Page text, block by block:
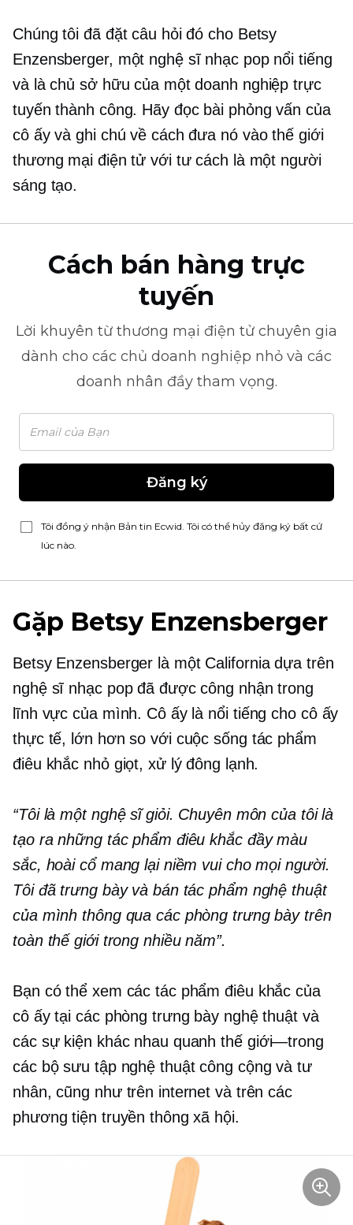
Chúng tôi đã đặt câu hỏi đó cho Betsy
Enzensberger, một nghệ sĩ nhạc pop nổi tiếng
và là chủ sở hữu của một doanh nghiệp trực
tuyến thành công. Hãy đọc bài phỏng vấn của
cô ấy và ghi chú về cách đưa nó vào thế giới
thương mại điện tử với tư cách là một người
sáng tạo.
Cách bán hàng trực
tuyến
Lời khuyên từ thương mại điện tử chuyên gia
dành cho các chủ doanh nghiệp nhỏ và các
doanh nhân đầy tham vọng.
Đăng ký
Tôi đồng ý nhận Bản tin Ecwid. Tôi có thể hủy đăng ký bất cứ
lúc nào.
Gặp Betsy Enzensberger
Betsy Enzensberger là một California dựa trên
nghệ sĩ nhạc pop đã được công nhận trong
lĩnh vực của mình. Cô ấy là nổi tiếng cho cô ấy
thực tế, lớn hơn so với cuộc sống tác phẩm
điêu khắc nhỏ giọt, xử lý đông lạnh.
“Tôi là một nghệ sĩ giỏi. Chuyên môn của tôi là
tạo ra những tác phẩm điêu khắc đầy màu
sắc, hoài cổ mang lại niềm vui cho mọi người.
Tôi đã trưng bày và bán tác phẩm nghệ thuật
của mình thông qua các phòng trưng bày trên
toàn thế giới trong nhiều năm”.
Bạn có thể xem các tác phẩm điêu khắc của
cô ấy tại các phòng trưng bày nghệ thuật và
các sự kiện khác nhau quanhthế giới—trong
các bộ sưu tập nghệ thuật công cộng và tư
nhân, cũng như trên internet và trên các
phương tiện truyền thông xã hội.